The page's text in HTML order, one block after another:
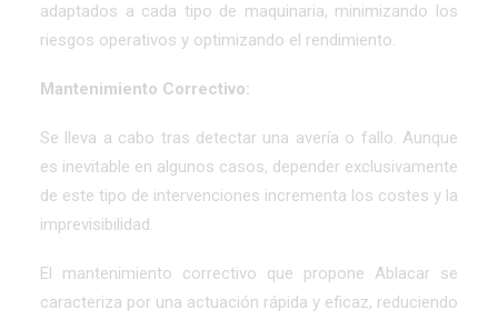
adaptados a cada tipo de maquinaria, minimizando los
riesgos operativos y optimizando el rendimiento.
Mantenimiento Correctivo:
Se lleva a cabo tras detectar una avería o fallo. Aunque
es inevitable en algunos casos, depender exclusivamente
de este tipo de intervenciones incrementa los costes y la
imprevisibilidad.
El mantenimiento correctivo que propone Ablacar se
caracteriza por una actuación rápida y eficaz, reduciendo